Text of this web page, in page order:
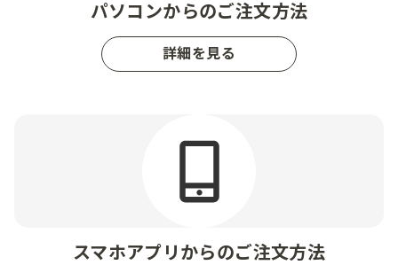
パソコンからのご注文方法
詳細を見る
スマホアプリからのご注文方法